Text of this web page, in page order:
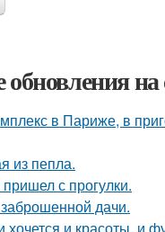
на
в Париже, в
из пепла.
с прогулки.
дачи.
хочется и красоты, и